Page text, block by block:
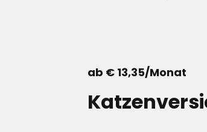
ab € 13,35/Monat